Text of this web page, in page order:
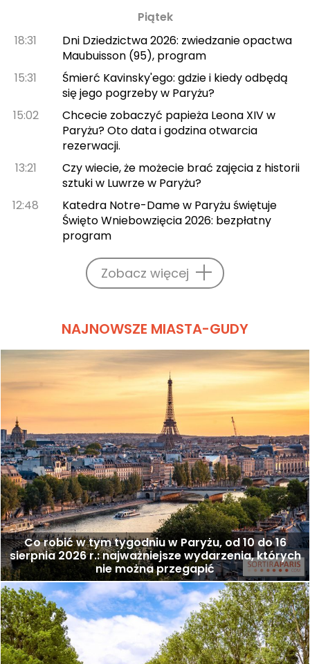
Piątek
18:31
Dni Dziedzictwa 2026: zwiedzanie opactwa
Maubuisson (95), program
15:31
Śmierć Kavinsky'ego: gdzie i kiedy odbędą
się jego pogrzeby w Paryżu?
15:02
Chcecie zobaczyć papieża Leona XIV w
Paryżu? Oto data i godzina otwarcia
rezerwacji.
13:21
Czy wiecie, że możecie brać zajęcia z historii
sztuki w Luwrze w Paryżu?
12:48
Katedra Notre-Dame w Paryżu świętuje
Święto Wniebowzięcia 2026: bezpłatny
program
Zobacz więcej
NAJNOWSZE MIASTA-GUDY
Co robić w tym tygodniu w Paryżu, od 10 do 16
sierpnia 2026 r.: najważniejsze wydarzenia, których
nie można przegapić